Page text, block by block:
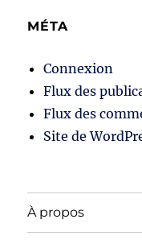
MÉTA
Connexion
Flux des
Flux des
Site de
À propos